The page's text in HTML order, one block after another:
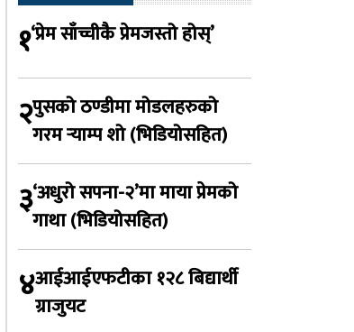
१‘प्रेम साँच्चीकै प्रेमजस्तो होस्’
२पुसको ठण्डीमा मोडलहरुको
गरम र्‍याम्प शो (भिडियोसहित)
३‘अधुरो सपना-२’मा माया प्रेमको
गाथा (भिडियोसहित)
४आईआईएफटीका १२८ बिद्यार्थी
ग्राजुयट